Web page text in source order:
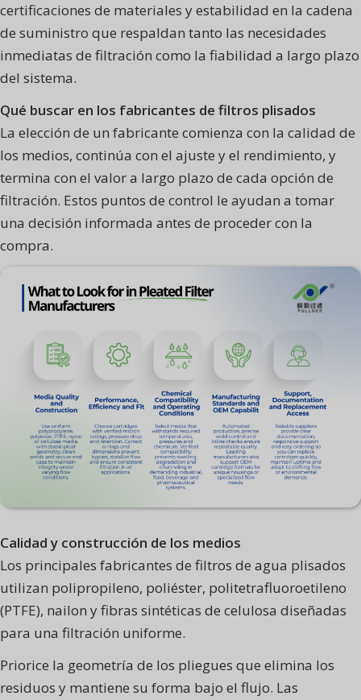
certificaciones de materiales y estabilidad en la cadena
de suministro que respaldan tanto las necesidades
inmediatas de filtración como la fiabilidad a largo plazo
del sistema.
Qué buscar en los fabricantes de filtros plisados
La elección de un fabricante comienza con la calidad de
los medios, continúa con el ajuste y el rendimiento, y
termina con el valor a largo plazo de cada opción de
filtración. Estos puntos de control le ayudan a tomar
una decisión informada antes de proceder con la
compra.
Calidad y construcción de los medios
Los principales fabricantes de filtros de agua plisados
utilizan polipropileno, poliéster, politetrafluoroetileno
(PTFE), nailon y fibras sintéticas de celulosa diseñadas
para una filtración uniforme.
Priorice la geometría de los pliegues que elimina los
residuos y mantiene su forma bajo el flujo. Las